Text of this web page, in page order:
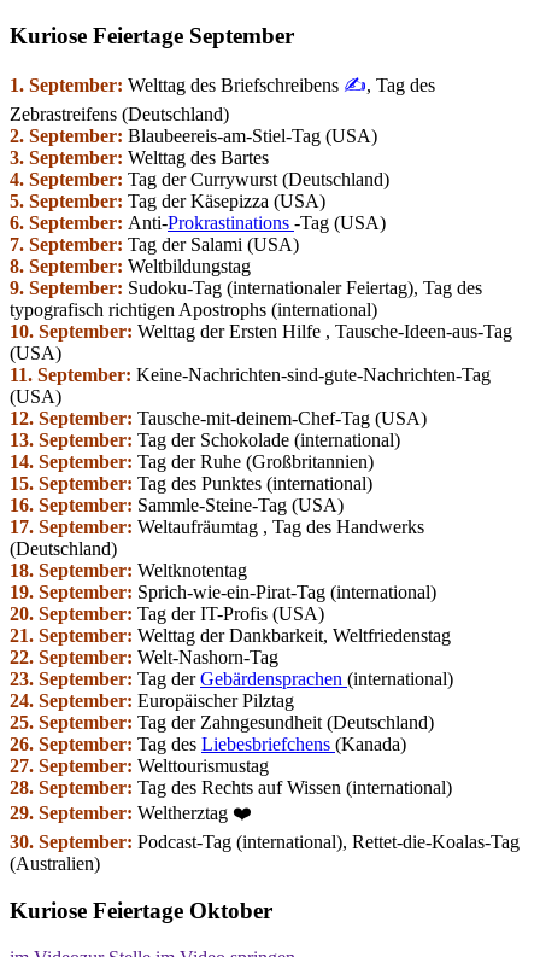
Kuriose Feiertage September
1. September: Welttag des Briefschreibens ✍️, Tag des
Zebrastreifens (Deutschland)
2. September: Blaubeereis-am-Stiel-Tag (USA)
3. September: Welttag des Bartes
4. September: Tag der Currywurst (Deutschland)
5. September: Tag der Käsepizza (USA)
6. September: Anti-Prokrastinations -Tag (USA)
7. September: Tag der Salami (USA)
8. September: Weltbildungstag
9. September: Sudoku-Tag (internationaler Feiertag), Tag des
typografisch richtigen Apostrophs (international)
10. September: Welttag der Ersten Hilfe , Tausche-Ideen-aus-Tag
(USA)
11. September: Keine-Nachrichten-sind-gute-Nachrichten-Tag
(USA)
12. September: Tausche-mit-deinem-Chef-Tag (USA)
13. September: Tag der Schokolade (international)
14. September: Tag der Ruhe (Großbritannien)
15. September: Tag des Punktes (international)
16. September: Sammle-Steine-Tag (USA)
17. September: Weltaufräumtag , Tag des Handwerks
(Deutschland)
18. September: Weltknotentag
19. September: Sprich-wie-ein-Pirat-Tag (international)
20. September: Tag der IT-Profis (USA)
21. September: Welttag der Dankbarkeit, Weltfriedenstag
22. September: Welt-Nashorn-Tag
23. September: Tag derGebärdensprachen (international)
24. September: Europäischer Pilztag
25. September: Tag der Zahngesundheit (Deutschland)
26. September: Tag des Liebesbriefchens (Kanada)
27. September: Welttourismustag
28. September: Tag des Rechts auf Wissen (international)
29. September: Weltherztag ❤️
30. September: Podcast-Tag (international), Rettet-die-Koalas-Tag
(Australien)
Kuriose Feiertage Oktober